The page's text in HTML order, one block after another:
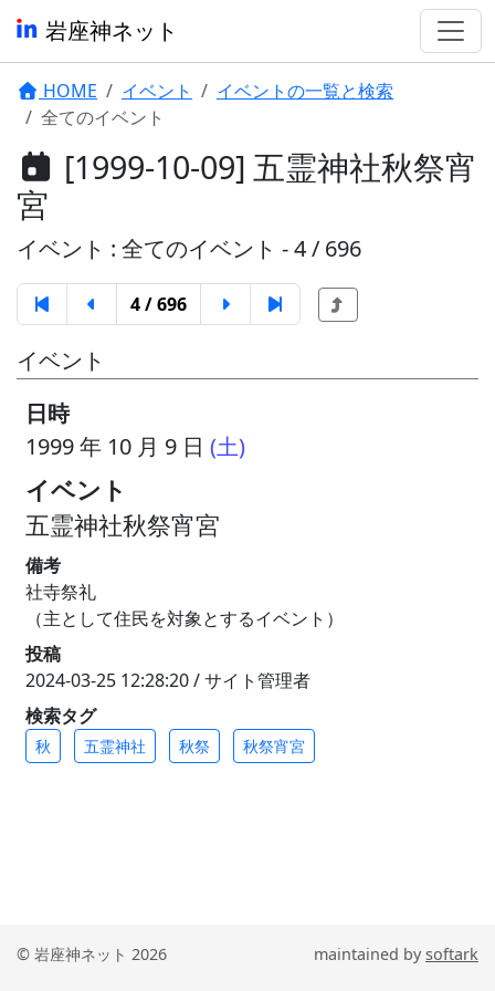
岩座神ネット
HOME イベント
イベントの一覧と検索
全てのイベント
[1999-10-09] 五霊神社秋祭宵
宮
イベント : 全てのイベント - 4 / 696
4 / 696
イベント
日時
1999 年 10 月 9 日 (土)
イベント
五霊神社秋祭宵宮
備考
社寺祭礼
（主として住民を対象とするイベント）
投稿
2024-03-25 12:28:20 / サイト管理者
検索タグ
秋 五霊神社 秋祭 秋祭宵宮
© 岩座神ネット 2026 maintained bysoftark